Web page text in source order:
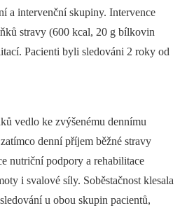
a intervenční skupiny. Intervence
stravy (600 kcal, 20 g bílkovin
Pacienti byli sledováni 2 roky od
vedlo ke zvýšenému dennímu
denní příjem běžné stravy
nutriční podpory a rehabilitace
i svalové síly. Soběstačnost klesala
u obou skupin pacientů,